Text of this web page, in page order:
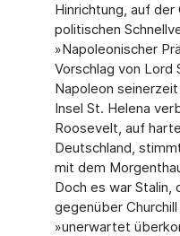
Hinrichtung, auf der
politischen
»Napoleonischer
Vorschlag von Lord
Napoleon
Insel St. Helena
Roosevelt, auf
Deutschland,
mit dem
Doch es war
gegenüber
»unerwartet